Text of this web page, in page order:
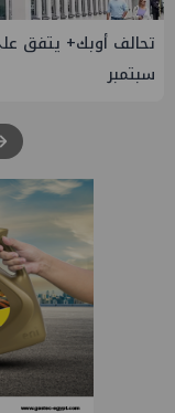
إسدال الستار على
والصناعة 2026" بنجاح